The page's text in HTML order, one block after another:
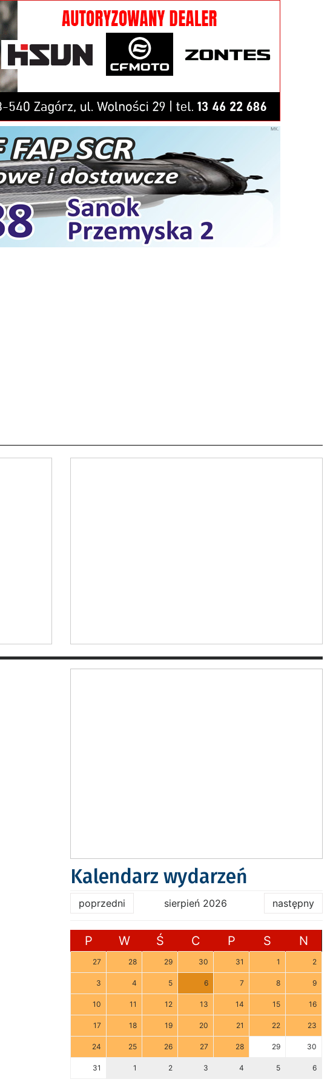
Kalendarz wydarzeń
poprzedni sierpień 2026 następny
P W Ś C P S N
27 28 29 30 31 1 2
3 4 5 6 7 8 9
10 11 12 13 14 15 16
17 18 19 20 21 22 23
24 25 26 27 28 29 30
31 1 2 3 4 5 6